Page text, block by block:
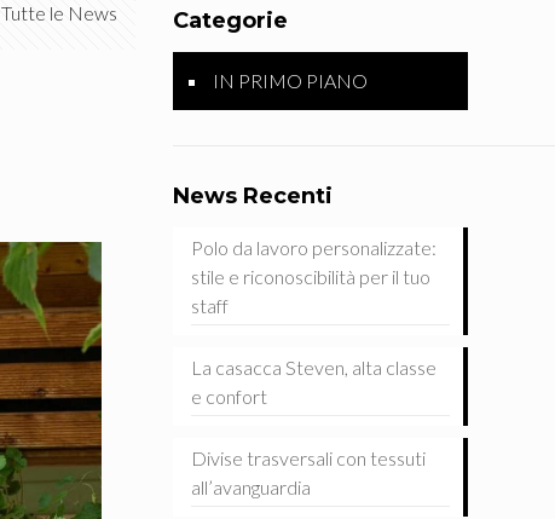
Tutte le News Categorie
IN PRIMO PIANO
News Recenti
Polo da lavoro personalizzate:
stile e riconoscibilità per il tuo
staff
La casacca Steven, alta classe
e confort
Divise trasversali con tessuti
all’avanguardia